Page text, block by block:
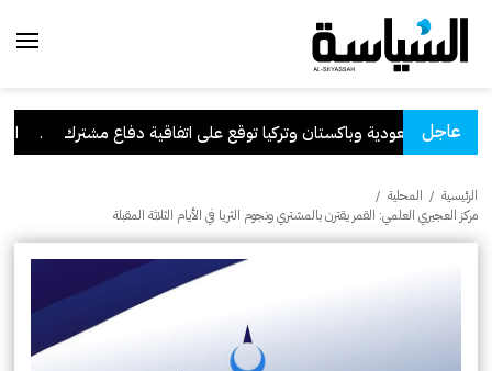
عاجل
السعودية وباكستان وتركيا توقع على اتفاقية دفاع مشترك
الرئيسية / المحلية /
مركز العجيري العلمي: القمر يقترن بالمشتري ونجوم الثريا في الأيام الثلاثة المقبلة